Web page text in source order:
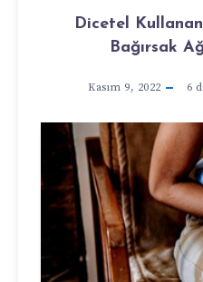
Dicetel
Bağırsak
Kasım 9, 2022 6